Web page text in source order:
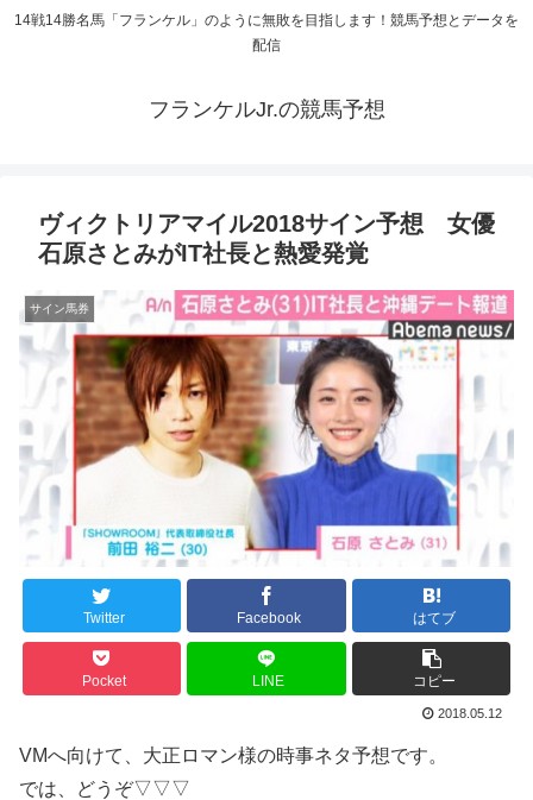
14戦14勝名馬「フランケル」のように無敗を目指します！競馬予想とデータを
配信
フランケルJr.の競馬予想
ヴィクトリアマイル2018サイン予想 女優
石原さとみがIT社長と熱愛発覚
サイン馬券
Twitter Facebook はてブ
Pocket LINE コピー
2018.05.12
VMへ向けて、大正ロマン様の時事ネタ予想です。
では、どうぞ▽▽▽